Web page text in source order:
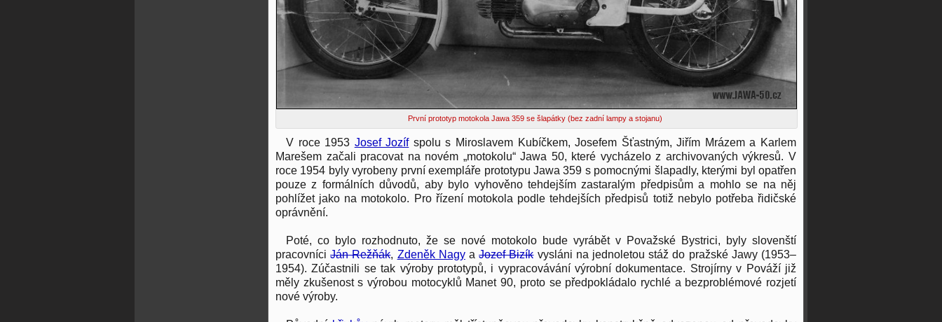
První prototyp motokola Jawa 359 se šlapátky (bez zadní lampy a stojanu)
V roce 1953 Josef Jozífspolu s Miroslavem Kubíčkem, Josefem Šťastným, Jiřím Mrázem a Karlem
Marešem začali pracovat na novém „motokolu“ Jawa 50, které vycházelo z archivovaných výkresů. V
roce 1954 byly vyrobeny první exempláře prototypu Jawa 359 s pomocnými šlapadly, kterými byl opatřen
pouze z formálních důvodů, aby bylo vyhověno tehdejším zastaralým předpisům a mohlo se na něj
pohlížet jako na motokolo. Pro řízení motokola podle tehdejších předpisů totiž nebylo potřeba řidičské
oprávnění.
Poté, co bylo rozhodnuto, že se nové motokolo bude vyrábět v Považské Bystrici, byly slovenští
pracovníciJán Režňák, Zdeněk NagyaJozef Bizíkvysláni na jednoletou stáž do pražské Jawy (1953–
1954). Zúčastnili se tak výroby prototypů, i vypracovávání výrobní dokumentace. Strojírny v Pováží již
měly zkušenost s výrobou motocyklů Manet 90, proto se předpokládalo rychlé a bezproblémové rozjetí
nové výroby.